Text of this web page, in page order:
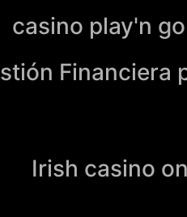
casino play'n
Financiera
Irish casino